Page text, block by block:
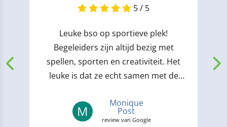
5 / 5
Leuke bso op sportieve plek!
Begeleiders zijn altijd bezig met
spellen, sporten en creativiteit. Het
leuke is dat ze echt samen met de
M Monique
Post
review van Google